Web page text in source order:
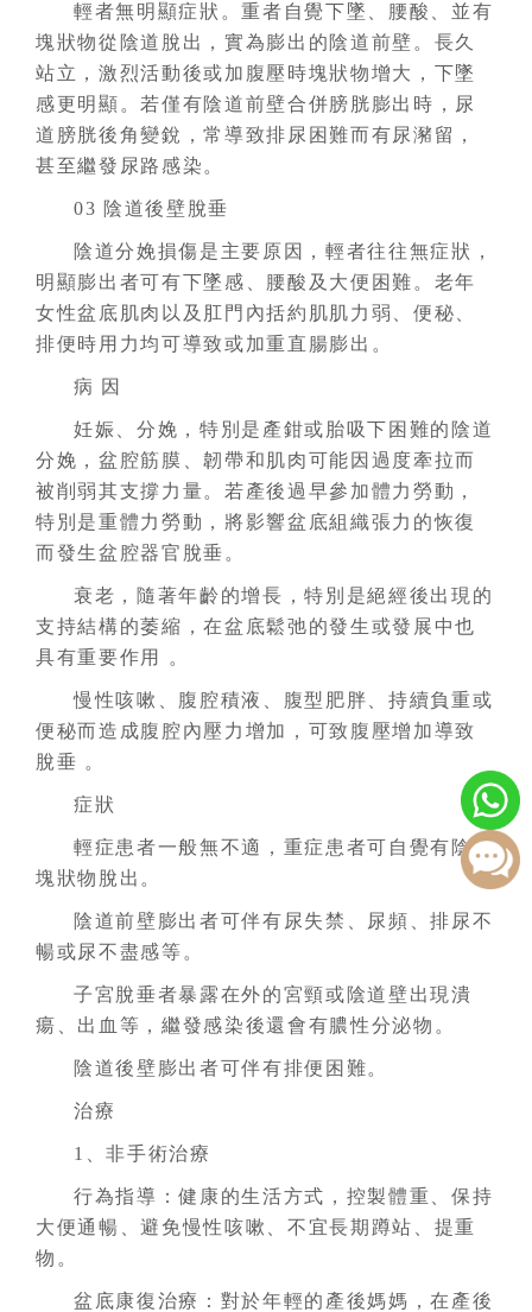
輕者無明顯症狀。重者自覺下墜、腰酸、並有
塊狀物從陰道脫出，實為膨出的陰道前壁。長久
站立，激烈活動後或加腹壓時塊狀物增大，下墜
感更明顯。若僅有陰道前壁合併膀胱膨出時，尿
道膀胱後角變銳，常導致排尿困難而有尿瀦留，
甚至繼發尿路感染。
03 陰道後壁脫垂
陰道分娩損傷是主要原因，輕者往往無症狀，
明顯膨出者可有下墜感、腰酸及大便困難。老年
女性盆底肌肉以及肛門內括約肌肌力弱、便秘、
排便時用力均可導致或加重直腸膨出。
病 因
妊娠、分娩，特別是產鉗或胎吸下困難的陰道
分娩，盆腔筋膜、韌帶和肌肉可能因過度牽拉而
被削弱其支撐力量。若產後過早參加體力勞動，
特別是重體力勞動，將影響盆底組織張力的恢復
而發生盆腔器官脫垂。
衰老，隨著年齡的增長，特別是絕經後出現的
支持結構的萎縮，在盆底鬆弛的發生或發展中也
具有重要作用 。
慢性咳嗽、腹腔積液、腹型肥胖、持續負重或
便秘而造成腹腔內壓力增加，可致腹壓增加導致
脫垂 。
症狀
輕症患者一般無不適，重症患者可自覺有陰道
塊狀物脫出。
陰道前壁膨出者可伴有尿失禁、尿頻、排尿不
暢或尿不盡感等。
子宮脫垂者暴露在外的宮頸或陰道壁出現潰
瘍、出血等，繼發感染後還會有膿性分泌物。
陰道後壁膨出者可伴有排便困難。
治療
1、非手術治療
行為指導：健康的生活方式，控製體重、保持
大便通暢、避免慢性咳嗽、不宜長期蹲站、提重
物。
盆底康復治療：對於年輕的產後媽媽，在產後